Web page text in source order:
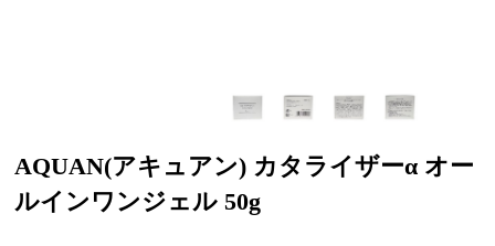
AQUAN(アキュアン) カタライザーα オー
ルインワンジェル 50g